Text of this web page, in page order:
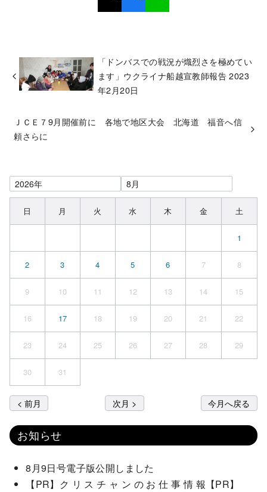
「ドンバスでの戦況が熾烈さを極めてい
ます」ウクライナ船越宣教師報告 2023
年2月20日
ＪＣＥ７9月開催前に 各地で地区大会 北海道 福音へ信
頼さらに
日 月 火 水 木 金 土
1
2 3 4 5 6 7 8
9 10 11 12 13 14 15
16 17 18 19 20 21 22
23 24 25 26 27 28 29
30 31
< 前月 次月 > 今月へ戻る
お知らせ
8月9日号電子版公開しました
【PR】ク リ ス チ ャ ン の お 仕 事 情 報【PR】